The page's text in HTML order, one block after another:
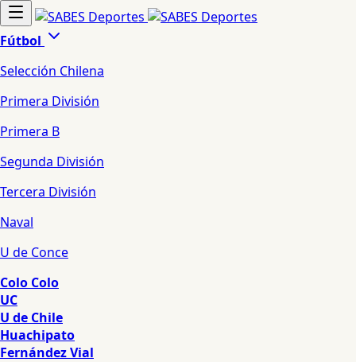
Fútbol
Selección Chilena
Primera División
Primera B
Segunda División
Tercera División
Naval
U de Conce
Colo Colo
UC
U de Chile
Huachipato
Fernández Vial